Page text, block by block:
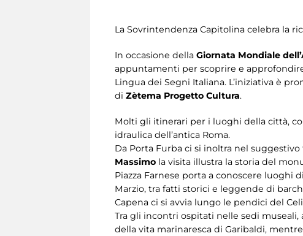
La Sovrintendenza Capitolina celebra la
In occasione della Giornata Mondiale
appuntamenti per scoprire e
Lingua dei Segni Italiana. L’iniziativa è
di Zètema Progetto Cultura.
Molti gli itinerari per i luoghi della città,
idraulica dell’antica Roma.
Da Porta Furba ci si inoltra nel
Massimo la visita illustra la storia del
Piazza Farnese porta a conoscere luoghi
Marzio, tra fatti storici e leggende di
Capena ci si avvia lungo le pendici del
Tra gli incontri ospitati nelle sedi museali,
della vita marinaresca di Garibaldi,